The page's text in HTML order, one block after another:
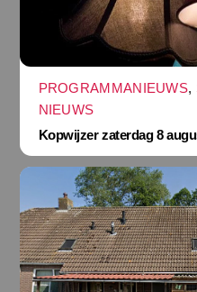
PROGRAMMANIEUWS,
NIEUWS
Kopwijzer zaterdag 8